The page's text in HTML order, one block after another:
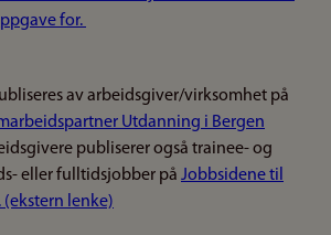
for.
av arbeidsgiver/virksomhet på
Utdanning i Bergen
publiserer også trainee- og
eller fulltidsjobber på Jobbsidene til
lenke)